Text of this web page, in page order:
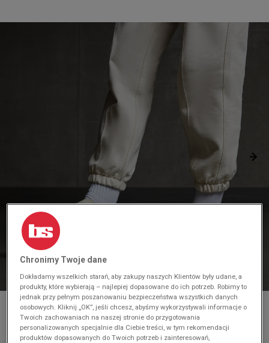
* Zdjęcie poglądowe
NIKE WAFFLE ONE
Chronimy Twoje dane
Dokładamy wszelkich starań, aby zakupy naszych Klientów były udane, a
produkty, które wybierają – najlepiej dopasowane do ich potrzeb. Robimy to
jednak przy pełnym poszanowaniu bezpieczeństwa wszystkich danych
osobowych. Kliknij „OK”, jeśli chcesz, abyśmy wykorzystywali informacje o
Twoich zachowaniach na naszej stronie do przygotowania
personalizowanych specjalnie dla Ciebie treści, w tym rekomendacji
produktów dopasowanych do Twoich potrzeb i zainteresowań,